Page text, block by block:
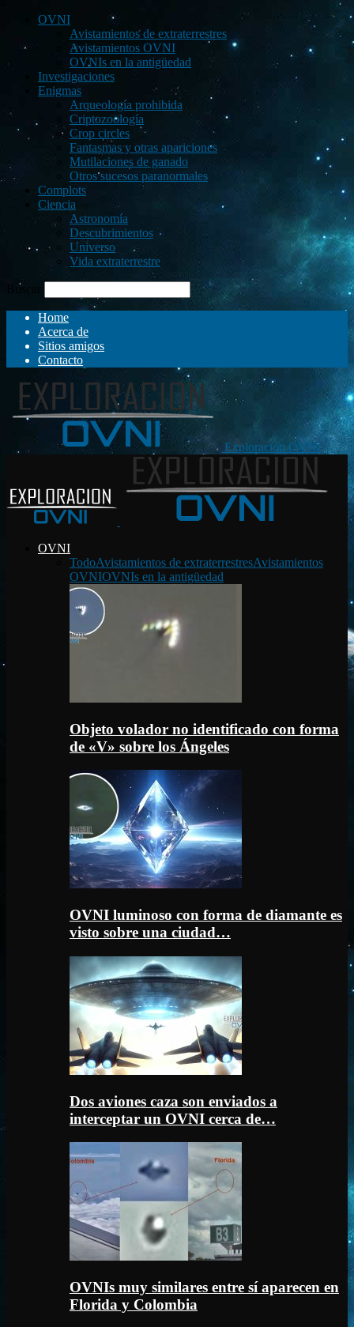
OVNI
Avistamientos de extraterrestres
Avistamientos OVNI
OVNIs en la antigüedad
Investigaciones
Enigmas
Arqueología prohibida
Criptozoología
Crop circles
Fantasmas y otras apariciones
Mutilaciones de ganado
Otros sucesos paranormales
Complots
Ciencia
Astronomía
Descubrimientos
Universo
Vida extraterrestre
Buscar
Home
Acerca de
Sitios amigos
Contacto
Exploración OVNI
OVNI
TodoAvistamientos de extraterrestresAvistamientos
OVNIOVNIs en la antigüedad
Objeto volador no identificado con forma
de «V» sobre los Ángeles
OVNI luminoso con forma de diamante es
visto sobre una ciudad…
Dos aviones caza son enviados a
interceptar un OVNI cerca de…
OVNIs muy similares entre sí aparecen en
Florida y Colombia